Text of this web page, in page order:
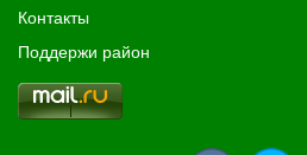
Контакты
Поддержи район